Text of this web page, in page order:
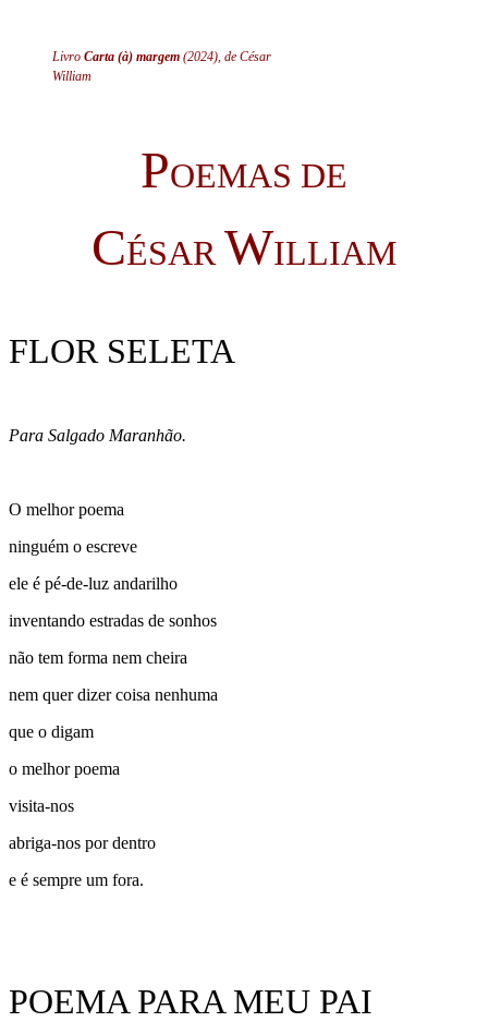
Livro Carta (à) margem (2024), de César
William
POEMAS DE
CÉSAR WILLIAM
FLOR SELETA
Para Salgado Maranhão.
O melhor poema
ninguém o escreve
ele é pé-de-luz andarilho
inventando estradas de sonhos
não tem forma nem cheira
nem quer dizer coisa nenhuma
que o digam
o melhor poema
visita-nos
abriga-nos por dentro
e é sempre um fora.
POEMA PARA MEU PAI